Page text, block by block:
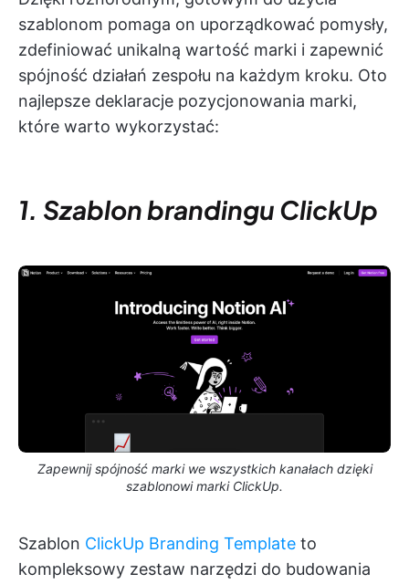
szablonom pomaga on uporządkować pomysły,
zdefiniować unikalną wartość marki i zapewnić
spójność działań zespołu na każdym kroku. Oto
najlepsze deklaracje pozycjonowania marki,
które warto wykorzystać:
1. Szablon brandingu ClickUp
Zapewnij spójność marki we wszystkich kanałach dzięki
szablonowi marki ClickUp.
Szablon ClickUp Branding Template to
kompleksowy zestaw narzędzi do budowania